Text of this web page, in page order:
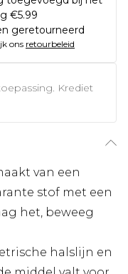
€5.99
geretourneerd
ons retourbeleid
Krediet
van een
stof met een
het, beweeg
halslijn en